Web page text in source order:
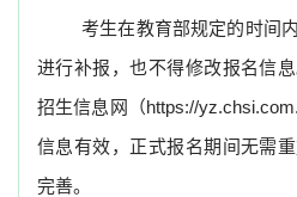
考生在教育部规定的时间
进行补报，也不得修改报名信
招生信息网（https://
信息有效，正式报名期间无需
完善。